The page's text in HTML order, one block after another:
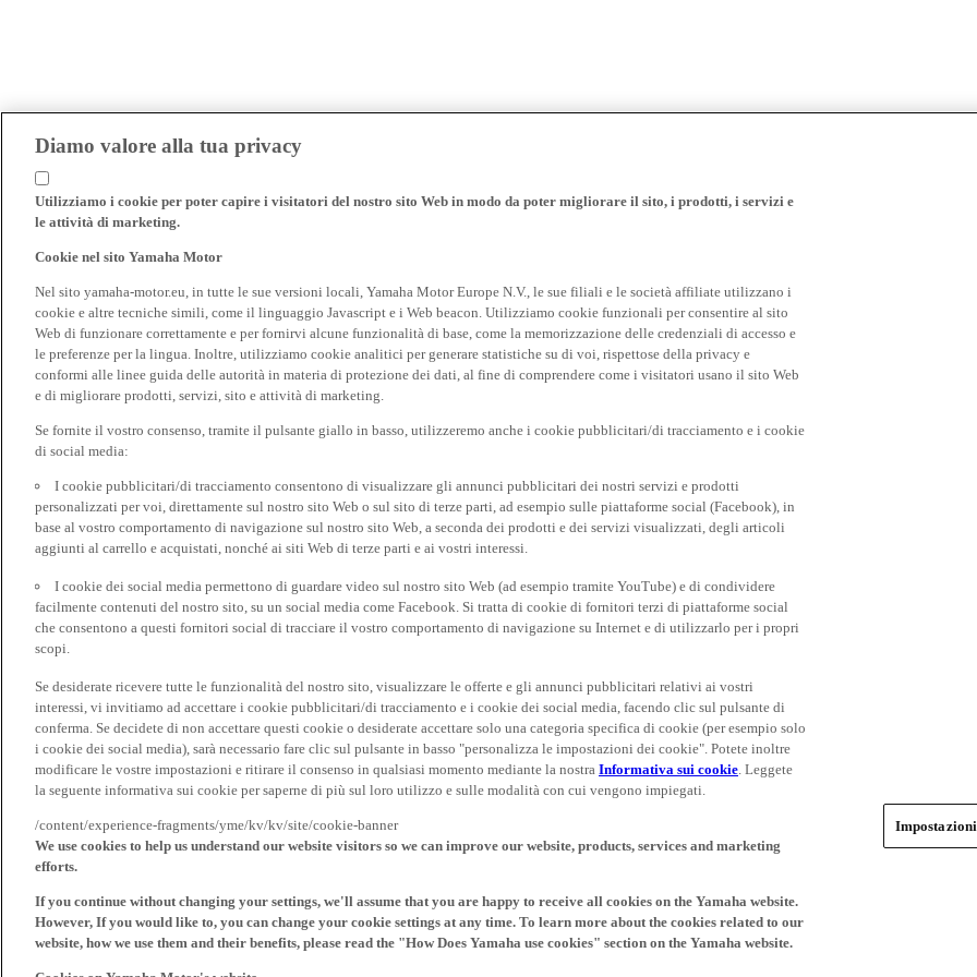
Diamo valore alla tua privacy
Utilizziamo i cookie per poter capire i visitatori del nostro sito Web in modo da poter migliorare il sito, i prodotti, i servizi e
le attività di marketing.
Cookie nel sito Yamaha Motor
Nel sito yamaha-motor.eu, in tutte le sue versioni locali, Yamaha Motor Europe N.V., le sue filiali e le società affiliate utilizzano i
cookie e altre tecniche simili, come il linguaggio Javascript e i Web beacon. Utilizziamo cookie funzionali per consentire al sito
Web di funzionare correttamente e per fornirvi alcune funzionalità di base, come la memorizzazione delle credenziali di accesso e
le preferenze per la lingua. Inoltre, utilizziamo cookie analitici per generare statistiche su di voi, rispettose della privacy e
conformi alle linee guida delle autorità in materia di protezione dei dati, al fine di comprendere come i visitatori usano il sito Web
e di migliorare prodotti, servizi, sito e attività di marketing.
Se fornite il vostro consenso, tramite il pulsante giallo in basso, utilizzeremo anche i cookie pubblicitari/di tracciamento e i cookie
di social media:
I cookie pubblicitari/di tracciamento consentono di visualizzare gli annunci pubblicitari dei nostri servizi e prodotti
personalizzati per voi, direttamente sul nostro sito Web o sul sito di terze parti, ad esempio sulle piattaforme social (Facebook), in
base al vostro comportamento di navigazione sul nostro sito Web, a seconda dei prodotti e dei servizi visualizzati, degli articoli
aggiunti al carrello e acquistati, nonché ai siti Web di terze parti e ai vostri interessi.
I cookie dei social media permettono di guardare video sul nostro sito Web (ad esempio tramite YouTube) e di condividere
facilmente contenuti del nostro sito, su un social media come Facebook. Si tratta di cookie di fornitori terzi di piattaforme social
che consentono a questi fornitori social di tracciare il vostro comportamento di navigazione su Internet e di utilizzarlo per i propri
scopi.
Se desiderate ricevere tutte le funzionalità del nostro sito, visualizzare le offerte e gli annunci pubblicitari relativi ai vostri
interessi, vi invitiamo ad accettare i cookie pubblicitari/di tracciamento e i cookie dei social media, facendo clic sul pulsante di
conferma. Se decidete di non accettare questi cookie o desiderate accettare solo una categoria specifica di cookie (per esempio solo
i cookie dei social media), sarà necessario fare clic sul pulsante in basso "personalizza le impostazioni dei cookie". Potete inoltre
modificare le vostre impostazioni e ritirare il consenso in qualsiasi momento mediante la nostra Informativa sui cookie. Leggete
la seguente informativa sui cookie per saperne di più sul loro utilizzo e sulle modalità con cui vengono impiegati.
/content/experience-fragments/yme/kv/kv/site/cookie-banner
We use cookies to help us understand our website visitors so we can improve our website, products, services and marketing
efforts.
If you continue without changing your settings, we'll assume that you are happy to receive all cookies on the Yamaha website.
However, If you would like to, you can change your cookie settings at any time. To learn more about the cookies related to our
website, how we use them and their benefits, please read the "How Does Yamaha use cookies" section on the Yamaha website.